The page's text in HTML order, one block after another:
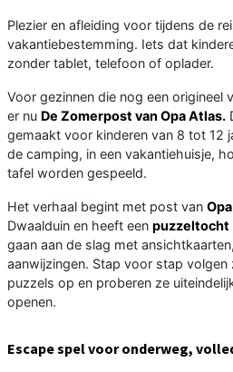
Plezier en afleiding voor tijdens de
vakantiebestemming. Iets dat
zonder tablet, telefoon of oplader.
Voor gezinnen die nog een origineel
er nu De Zomerpost van Opa Atlas.
gemaakt voor kinderen van 8 tot 12
de camping, in een vakantiehuisje,
tafel worden gespeeld.
Het verhaal begint met post van
Dwaalduin en heeft een puzzeltocht
gaan aan de slag met
aanwijzingen. Stap voor stap volgen
puzzels op en proberen ze
openen.
Escape spel voor onderweg,